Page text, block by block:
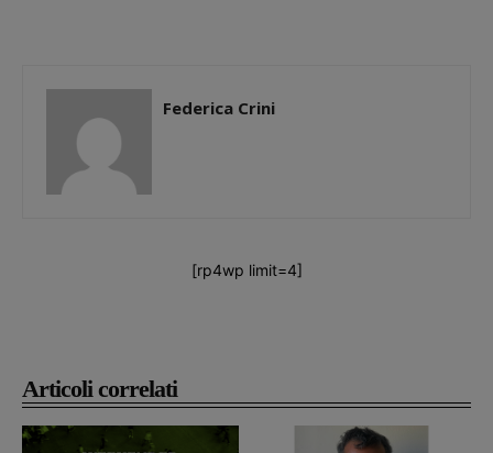
Articoli correlati
Federica Crini
[rp4wp limit=4]